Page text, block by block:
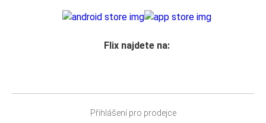
Flix najdete na:
Přihlášení pro prodejce